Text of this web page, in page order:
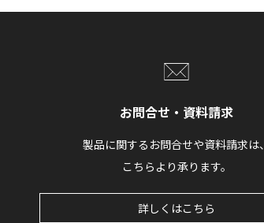
お問合せ・資料請求
製品に関するお問合せや資料請求は、
こちらより承ります。
詳しくはこちら